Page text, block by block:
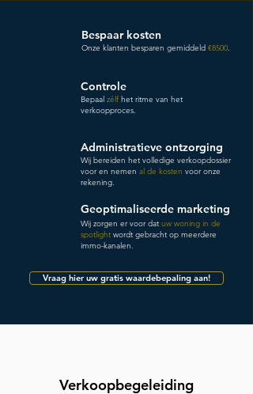
Bespaar kosten
Onze klanten besparen gemiddeld €8500.
Controle
Bepaal zélf het ritme van het
verkoopproces.
Administratieve ontzorging
Wij bereiden het volledige verkoopdossier
voor en nemen al de kosten voor onze
rekening.
Geoptimaliseerde marketing
Wij zorgen er voor dat uw woning in de
spotlight wordt gebracht op meerdere
immo-kanalen.
Vraag hier uw gratis waardebepaling aan!
Verkoopbegeleiding